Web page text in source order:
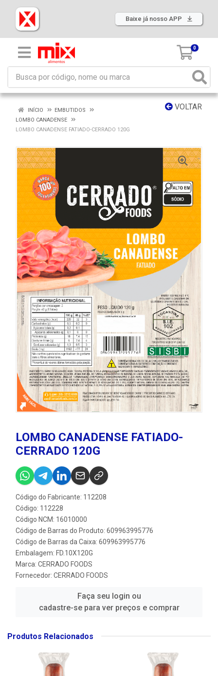
Baixe já nosso APP
0
VOLTAR
INÍCIO
EMBUTIDOS
LOMBO CANADENSE
LOMBO CANADENSE FATIADO-CERRADO 120G
LOMBO CANADENSE FATIADO-
CERRADO 120G
Código do Fabricante: 112208
Código: 112228
Código NCM: 16010000
Código de Barras do Produto: 609963995776
Código de Barras da Caixa: 609963995776
Embalagem: FD.10X120G
Marca: CERRADO FOODS
Fornecedor: CERRADO FOODS
Faça seu login ou
cadastre-se para ver preços e comprar
Produtos Relacionados